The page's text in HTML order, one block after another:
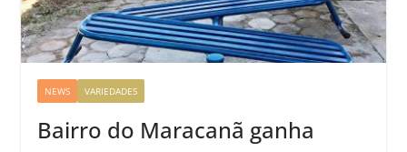
NEWS VARIEDADES
Bairro do Maracanã ganha